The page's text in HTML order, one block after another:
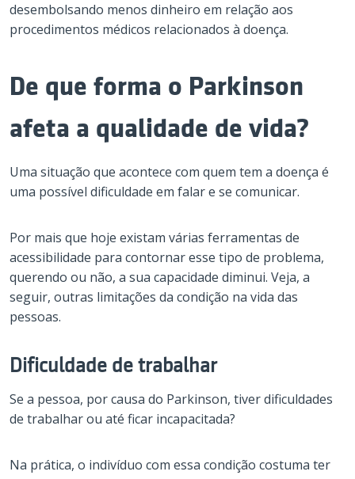
desembolsando menos dinheiro em relação aos
procedimentos médicos relacionados à doença.
De que forma o Parkinson
afeta a qualidade de vida?
Uma situação que acontece com quem tem a doença é
uma possível dificuldade em falar e se comunicar.
Por mais que hoje existam várias ferramentas de
acessibilidade para contornar esse tipo de problema,
querendo ou não, a sua capacidade diminui. Veja, a
seguir, outras limitações da condição na vida das
pessoas.
Dificuldade de trabalhar
Se a pessoa, por causa do Parkinson, tiver dificuldades
de trabalhar ou até ficar incapacitada?
Na prática, o indivíduo com essa condição costuma ter